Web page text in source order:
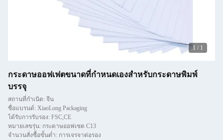
1 / 1
กระดาษออฟเฟตขนาดที่กําหนดเองสําหรับกระดาษพิมพ์
บรรจุ
สถานที่กำเนิด: จีน
ชื่อแบรนด์: XiaoLong Packaging
ได้รับการรับรอง: FSC,CE
หมายเลขรุ่น: กระดาษออฟเซต C13
จำนวนสั่งซื้อขั้นต่ำ: การเจรจาต่อรอง